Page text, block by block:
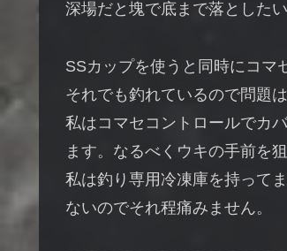
深場だと塊で底まで落とした
SSカップを使うと同時にコマ
それでも釣れているので問題
私はコマセコントロールでカ
ます。なるべくウキの手前を
私は釣り専用冷凍庫を持って
ないのでそれ程痛みません。